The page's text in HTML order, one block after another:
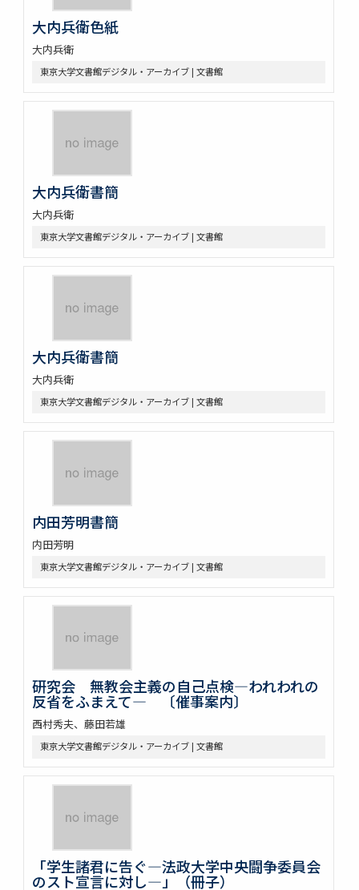
大内兵衛色紙
大内兵衛
東京大学文書館デジタル・アーカイブ | 文書館
大内兵衛書簡
大内兵衛
東京大学文書館デジタル・アーカイブ | 文書館
大内兵衛書簡
大内兵衛
東京大学文書館デジタル・アーカイブ | 文書館
内田芳明書簡
内田芳明
東京大学文書館デジタル・アーカイブ | 文書館
研究会 無教会主義の自己点検―われわれの
反省をふまえて― 〔催事案内〕
西村秀夫、藤田若雄
東京大学文書館デジタル・アーカイブ | 文書館
「学生諸君に告ぐ―法政大学中央闘争委員会
のスト宣言に対し―」（冊子）